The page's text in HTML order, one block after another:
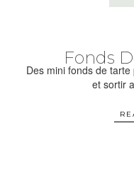
Fonds
Des mini fonds de
et sortir